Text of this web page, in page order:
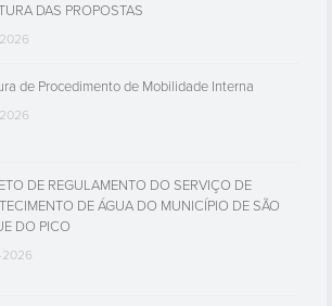
DAS PROPOSTAS
de Procedimento de Mobilidade Interna
DE REGULAMENTO DO SERVIÇO DE
DE ÁGUA DO MUNICÍPIO DE SÃO
DO PICO
2026